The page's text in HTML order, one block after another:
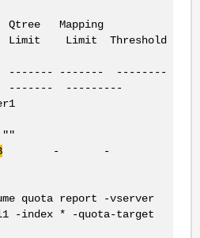
Mapping
Limit Threshold
------- --------
------- ---------
- -
quota report -vserver
-index * -quota-target